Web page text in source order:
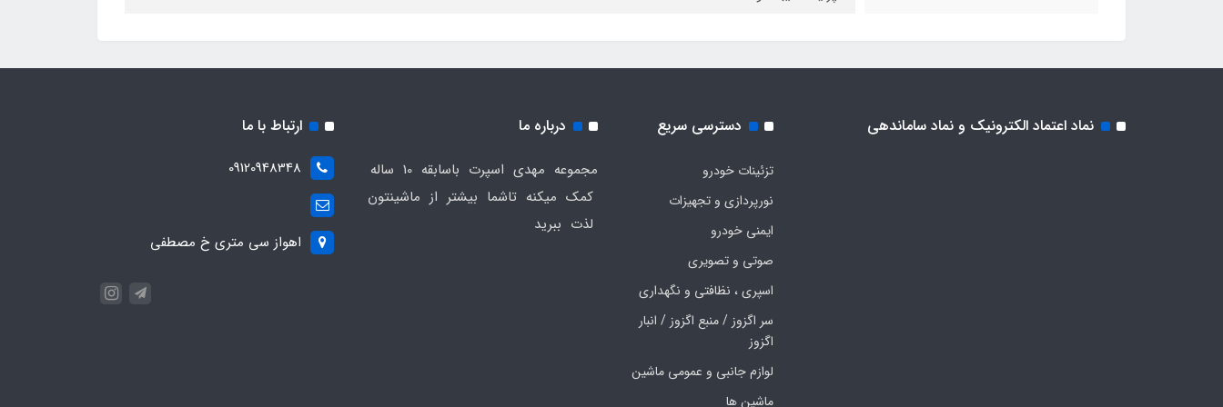
نماد اعتماد الکترونیک و نماد ساماندهی دسترسی سریع
تزئینات خودرو
نورپردازی و تجهیزات
ایمنی خودرو
صوتی و تصویری
اسپری ، نظافتی و نگهداری
سر اگزوز / منبع اگزوز / انبار
اگزوز
لوازم جانبی و عمومی ماشین
ماشین ها
درباره ما
مجموعه مهدی اسپرت باسابقه 10 ساله
کمک میکنه تاشما بیشتر از ماشینتون
لذت ببرید
ارتباط با ما
09120948348
اهواز سی متری خ مصطفی